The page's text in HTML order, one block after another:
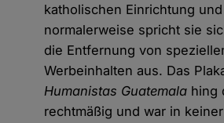
katholischen Einrichtung und
normalerweise spricht sie
die Entfernung von
Werbeinhalten aus. Das
Humanistas Guatemala hing
rechtmäßig und war in